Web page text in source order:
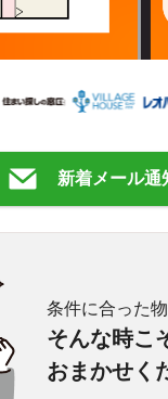
新着メール通
条件に合った
そんな時こ
おまかせく